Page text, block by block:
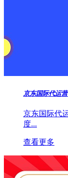
京东国际代运
京东国际代
度...
查看更多